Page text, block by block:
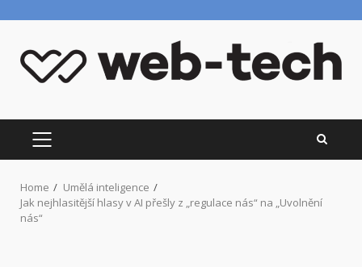
content
PRIMARY
MENU
Home
Umělá inteligence
Jak nejhlasitější hlasy v AI přešly z „regulace nás“ na „Uvolnění
nás“